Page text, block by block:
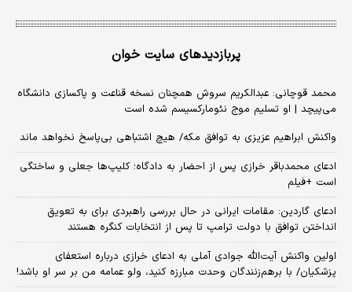
پربازدیدهای سایت خوان
محمد قوچانی: عبدالکریم سروش همچنان نسخه قناعت و پاکسازی دانشگاه
می‌پیچد | او تسلیم موج نئومارکسیسم شده است
واکنش ابراهیم عزیزی به توافق مکه/ هیچ اشتباهی بی‌پاسخ نخواهد ماند
ادعای محمدباقر خرازی پس از احضار به دادگاه؛ کلیپ‌ها جعلی و ساختگی
است +فیلم
ادعای گاردین: مقامات ایرانی در حال بررسی راهبردی برای به تعویق
انداختن توافق با دولت ترامپ تا پس از انتخابات کنگره هستند
اولین واکنش آیت‌الله جوادی آملی به ادعای خرازی درباره استعفای
پزشکیان/ با برهم‌زنندگان وحدت مبارزه کنید، ولو عمامه من بر سر او باشد!